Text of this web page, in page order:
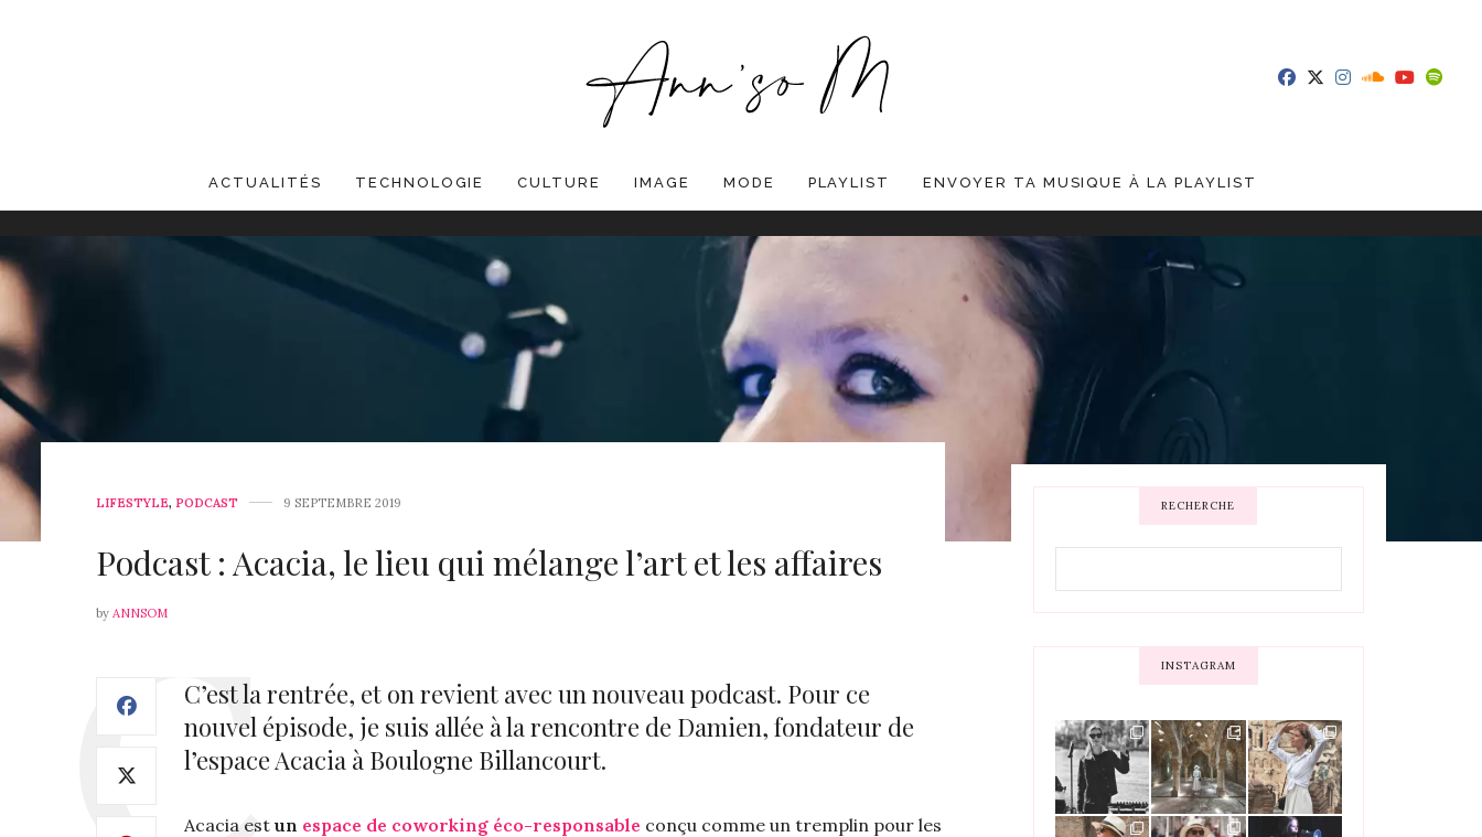
ACTUALITÉS TECHNOLOGIE CULTURE IMAGE MODE PLAYLIST ENVOYER TA MUSIQUE À LA PLAYLIST
LIFESTYLE, PODCAST 9 SEPTEMBRE 2019
Podcast : Acacia, le lieu qui mélange l’art et les affaires
by ANNSOM
C’est la rentrée, et on revient avec un nouveau podcast. Pour ce
nouvel épisode, je suis allée à la rencontre de Damien, fondateur de
l’espace Acacia à Boulogne Billancourt.
Acacia est un espace de coworking éco-responsable conçu comme un tremplin pour les
RECHERCHE
INSTAGRAM